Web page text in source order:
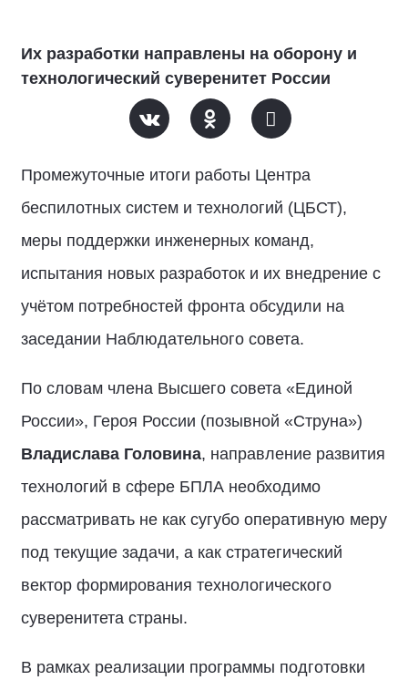
Их разработки направлены на оборону и
технологический суверенитет России
Промежуточные итоги работы Центра
беспилотных систем и технологий (ЦБСТ),
меры поддержки инженерных команд,
испытания новых разработок и их внедрение с
учётом потребностей фронта обсудили на
заседании Наблюдательного совета.
По словам члена Высшего совета «Единой
России», Героя России (позывной «Струна»)
Владислава Головина, направление развития
технологий в сфере БПЛА необходимо
рассматривать не как сугубо оперативную меру
под текущие задачи, а как стратегический
вектор формирования технологического
суверенитета страны.
В рамках реализации программы подготовки